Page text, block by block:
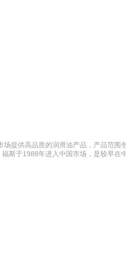
提供高品质的润滑油产品，产品范围
斯于1988年进入中国市场，是较早在